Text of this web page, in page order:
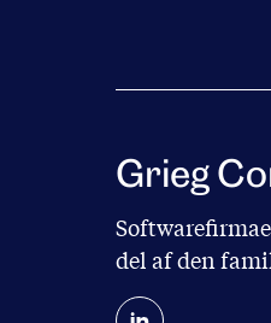
Grieg
del af den